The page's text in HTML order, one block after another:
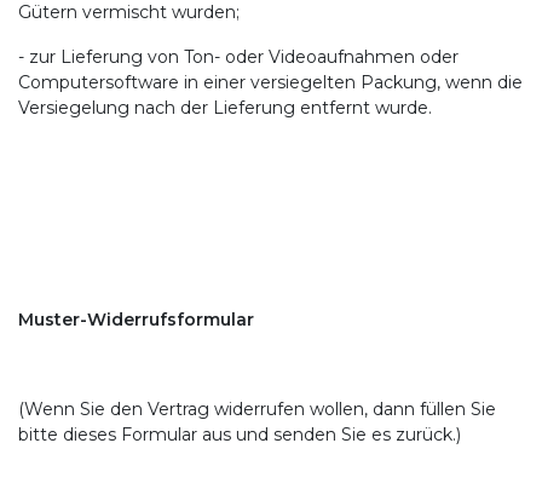
Gütern vermischt wurden;
- zur Lieferung von Ton- oder Videoaufnahmen oder
Computersoftware in einer versiegelten Packung, wenn die
Versiegelung nach der Lieferung entfernt wurde.
Muster-Widerrufsformular
(Wenn Sie den Vertrag widerrufen wollen, dann füllen Sie
bitte dieses Formular aus und senden Sie es zurück.)